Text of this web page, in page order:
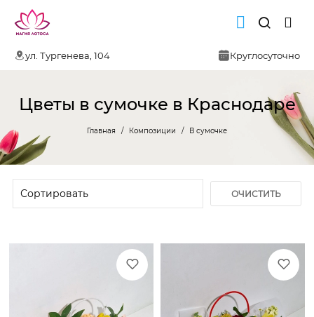
ул. Тургенева, 104 Круглосуточно
Цветы в сумочке в Краснодаре
Главная Композиции В сумочке
ОЧИСТИТЬ